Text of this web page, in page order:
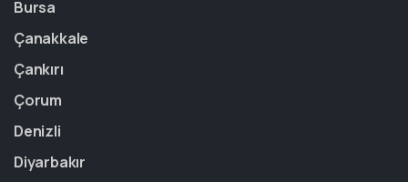
Bursa
Çanakkale
Çankırı
Çorum
Denizli
Diyarbakır